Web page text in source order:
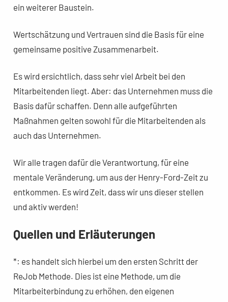
ein weiterer Baustein.
Wertschätzung und Vertrauen sind die Basis für eine
gemeinsame positive Zusammenarbeit.
Es wird ersichtlich, dass sehr viel Arbeit bei den
Mitarbeitenden liegt. Aber: das Unternehmen muss die
Basis dafür schaffen. Denn alle aufgeführten
Maßnahmen gelten sowohl für die Mitarbeitenden als
auch das Unternehmen.
Wir alle tragen dafür die Verantwortung, für eine
mentale Veränderung, um aus der Henry-Ford-Zeit zu
entkommen. Es wird Zeit, dass wir uns dieser stellen
und aktiv werden!
Quellen und Erläuterungen
*: es handelt sich hierbei um den ersten Schritt der
ReJob Methode. Dies ist eine Methode, um die
Mitarbeiterbindung zu erhöhen, den eigenen